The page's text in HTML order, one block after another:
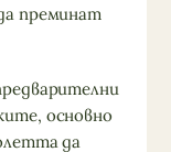
преминат
основно
да